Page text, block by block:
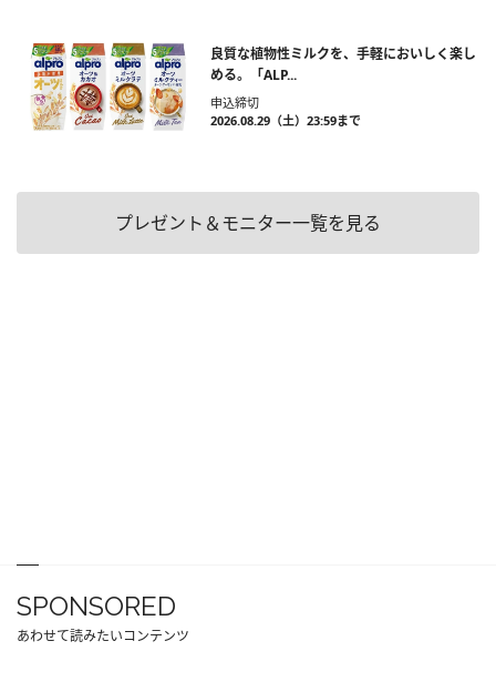
良質な植物性ミルクを、手軽においしく楽し
める。「ALP...
申込締切
2026.08.29（土）23:59まで
プレゼント＆モニター一覧を見る
SPONSORED
あわせて読みたいコンテンツ